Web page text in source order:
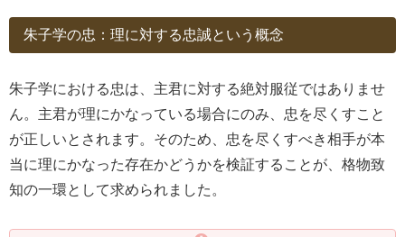
朱子学の忠：理に対する忠誠という概念
朱子学における忠は、主君に対する絶対服従ではありませ
ん。主君が理にかなっている場合にのみ、忠を尽くすこと
が正しいとされます。そのため、忠を尽くすべき相手が本
当に理にかなった存在かどうかを検証することが、格物致
知の一環として求められました。